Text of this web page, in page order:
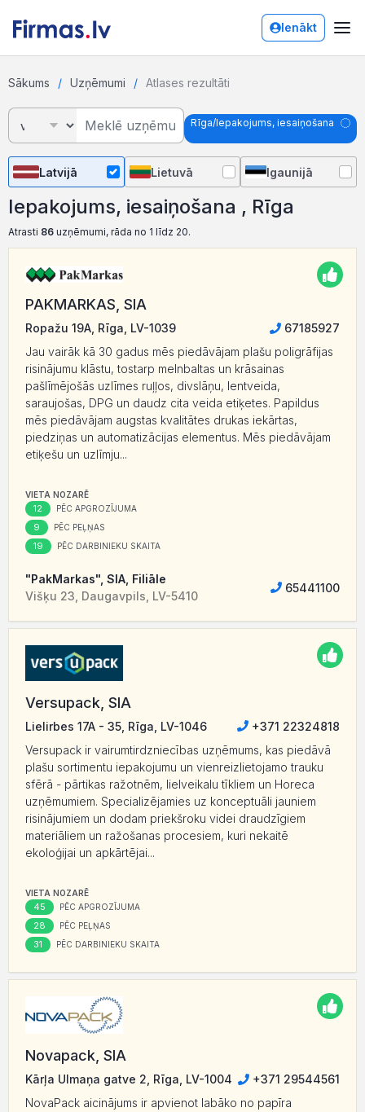
Ienākt
Sākums Uzņēmumi Atlases rezultāti
Rīga/Iepakojums, iesaiņošana
Latvijā Lietuvā Igaunijā
Iepakojums, iesaiņošana , Rīga
Atrasti 86 uzņēmumi, rāda no 1 līdz 20.
PAKMARKAS, SIA
Ropažu 19A, Rīga, LV-1039
67185927
Jau vairāk kā 30 gadus mēs piedāvājam plašu poligrāfijas
risinājumu klāstu, tostarp melnbaltas un krāsainas
pašlīmējošās uzlīmes ruļļos, ​​divslāņu, lentveida,
saraujošas, DPG un daudz cita veida etiķetes. Papildus
mēs piedāvājam augstas kvalitātes drukas iekārtas,
piedziņas un automatizācijas elementus. Mēs piedāvājam
etiķešu un uzlīmju...
VIETA NOZARĒ
12 PĒC APGROZĪJUMA
9 PĒC PEĻŅAS
19 PĒC DARBINIEKU SKAITA
"PakMarkas", SIA, Filiāle
Višķu 23, Daugavpils, LV-5410
65441100
Versupack, SIA
Lielirbes 17A - 35, Rīga, LV-1046
+371 22324818
Versupack ir vairumtirdzniecības uzņēmums, kas piedāvā
plašu sortimentu iepakojumu un vienreizlietojamo trauku
sfērā - pārtikas ražotnēm, lielveikalu tīkliem un Horeca
uzņēmumiem. Specializējamies uz konceptuāli jauniem
risinājumiem un dodam priekšroku videi draudzīgiem
materiāliem un ražošanas procesiem, kuri nekaitē
ekoloģijai un apkārtējai...
VIETA NOZARĒ
45 PĒC APGROZĪJUMA
28 PĒC PEĻŅAS
31 PĒC DARBINIEKU SKAITA
Novapack, SIA
Kārļa Ulmaņa gatve 2, Rīga, LV-1004
+371 29544561
NovaPack aicinājums ir apvienot labāko no papīra